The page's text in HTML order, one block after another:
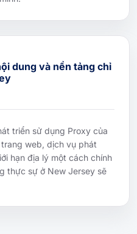
dung và nền tảng chỉ
triển sử dụng Proxy của
web, dịch vụ phát
hạn địa lý một cách chính
thực sự ở New Jersey sẽ